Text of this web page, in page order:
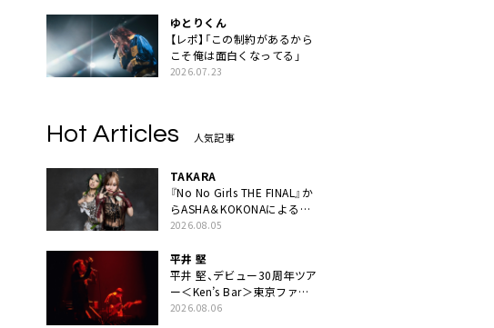
ゆとりくん
【レポ】「この制約があるから
こそ俺は面白くなってる」
2026.07.23
Hot Articles 人気記事
TAKARA
『No No Girls THE FINAL』か
らASHA＆KOKONAによるユ
ニット・TAKARAがデビュー
2026.08.05
平井 堅
平井 堅、デビュー30周年ツア
ー＜Ken’s Bar＞東京ファイ
ナル公演の映像商品化決定。
2026.08.06